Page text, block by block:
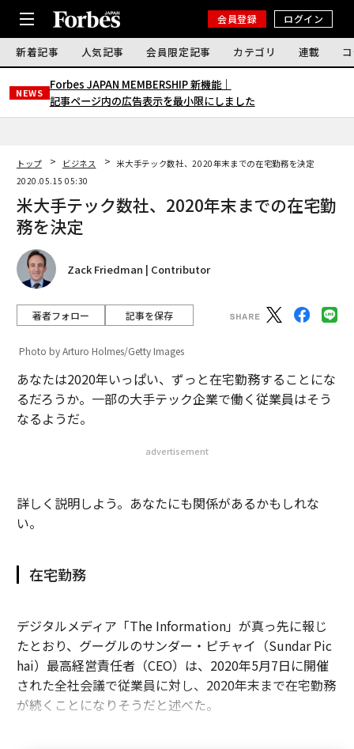
会員登録 ログイン
新着記事 人気記事 会員限定記事 カテゴリ 連載
NEWS
Forbes JAPAN MEMBERSHIP 新機能｜
記事ページ内の広告表示を最小限にしました
トップ ビジネス
米大手テック数社、2020年末までの在宅勤務を決定
2020.05.15 05:30
米大手テック数社、2020年末までの在宅勤
務を決定
Zack Friedman | Contributor
著者フォロー 記事を保存
Photo by Arturo Holmes/Getty Images
あなたは2020年いっぱい、ずっと在宅勤務することにな
るだろうか。一部の大手テック企業で働く従業員はそう
なるようだ。
advertisement
詳しく説明しよう。あなたにも関係があるかもしれな
い。
在宅勤務
デジタルメディア「The Information」が真っ先に報じ
たとおり、グーグルのサンダー・ピチャイ（Sundar Pic
hai）最高経営責任者（CEO）は、2020年5月7日に開催
された全社会議で従業員に対し、2020年末まで在宅勤務
が続くことになりそうだと述べた。